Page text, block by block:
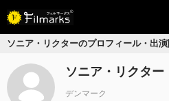
ソニア・リクターのプロフィール・出
ソニア・リクター
デンマーク